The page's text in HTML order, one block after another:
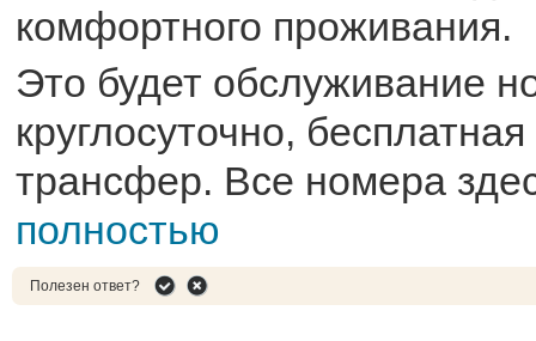
комфортного проживания.
Это будет обслуживание
круглосуточно,
трансфер. Все номера
полностью
Полезен ответ?